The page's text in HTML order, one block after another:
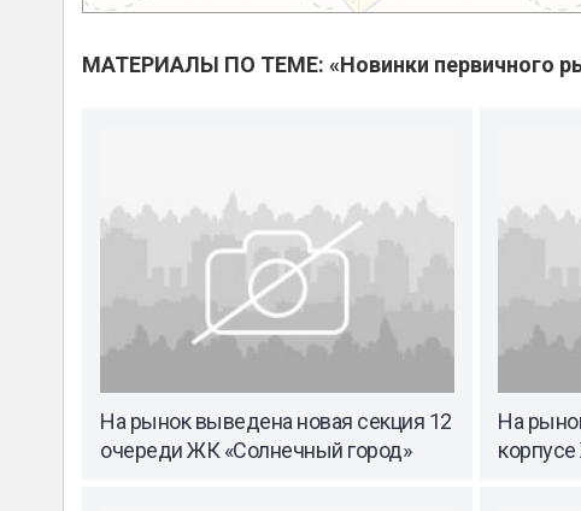
МАТЕРИАЛЫ ПО ТЕМЕ: «Новинки первичного
На рынок выведена новая секция 12
очереди ЖК «Солнечный город»
На